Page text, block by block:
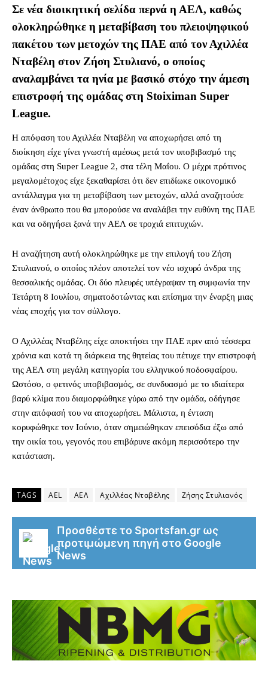
Σε νέα διοικητική σελίδα περνά η ΑΕΛ, καθώς
ολοκληρώθηκε η μεταβίβαση του πλειοψηφικού
πακέτου των μετοχών της ΠΑΕ από τον Αχιλλέα
Νταβέλη στον Ζήση Στυλιανό, ο οποίος
αναλαμβάνει τα ηνία με βασικό στόχο την άμεση
επιστροφή της ομάδας στη Stoiximan Super
League.
Η απόφαση του Αχιλλέα Νταβέλη να αποχωρήσει από τη
διοίκηση είχε γίνει γνωστή αμέσως μετά τον υποβιβασμό της
ομάδας στη Super League 2, στα τέλη Μαΐου. Ο μέχρι πρότινος
μεγαλομέτοχος είχε ξεκαθαρίσει ότι δεν επιδίωκε οικονομικό
αντάλλαγμα για τη μεταβίβαση των μετοχών, αλλά αναζητούσε
έναν άνθρωπο που θα μπορούσε να αναλάβει την ευθύνη της ΠΑΕ
και να οδηγήσει ξανά την ΑΕΛ σε τροχιά επιτυχιών.
Η αναζήτηση αυτή ολοκληρώθηκε με την επιλογή του Ζήση
Στυλιανού, ο οποίος πλέον αποτελεί τον νέο ισχυρό άνδρα της
θεσσαλικής ομάδας. Οι δύο πλευρές υπέγραψαν τη συμφωνία την
Τετάρτη 8 Ιουλίου, σηματοδοτώντας και επίσημα την έναρξη μιας
νέας εποχής για τον σύλλογο.
Ο Αχιλλέας Νταβέλης είχε αποκτήσει την ΠΑΕ πριν από τέσσερα
χρόνια και κατά τη διάρκεια της θητείας του πέτυχε την επιστροφή
της ΑΕΛ στη μεγάλη κατηγορία του ελληνικού ποδοσφαίρου.
Ωστόσο, ο φετινός υποβιβασμός, σε συνδυασμό με το ιδιαίτερα
βαρύ κλίμα που διαμορφώθηκε γύρω από την ομάδα, οδήγησε
στην απόφασή του να αποχωρήσει. Μάλιστα, η ένταση
κορυφώθηκε τον Ιούνιο, όταν σημειώθηκαν επεισόδια έξω από
την οικία του, γεγονός που επιβάρυνε ακόμη περισσότερο την
κατάσταση.
TAGS AEL ΑΕΛ Αχιλλέας Νταβέλης Ζήσης Στυλιανός
Προσθέστε το Sportsfan.gr ως
προτιμώμενη πηγή στο Google
News